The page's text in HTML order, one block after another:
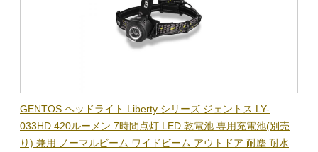
GENTOS ヘッドライト Liberty シリーズ ジェントス LY-
033HD 420ルーメン 7時間点灯 LED 乾電池 専用充電池(別売
り) 兼用 ノーマルビーム ワイドビーム アウトドア 耐塵 耐水